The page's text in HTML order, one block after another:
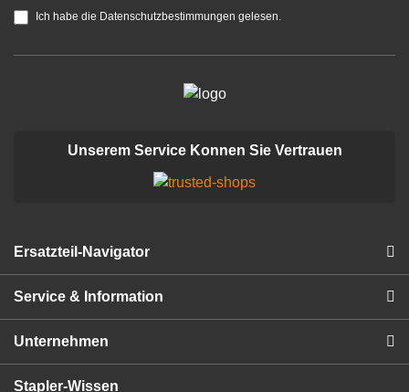
Ich habe die Datenschutzbestimmungen gelesen.
Unserem Service Konnen Sie Vertrauen
Ersatzteil-Navigator
Service & Information
Unternehmen
Stapler-Wissen